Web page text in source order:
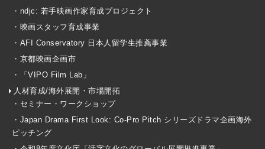
・ndjc: 若手映画作家育成プロジェクト
・映画スタッフ育成事業
・AFI Conservatory 日本人留学生推薦事業
・京都映画企画市
・「VIPO Film Lab」
人材育成/海外展開・市場開拓
・セミナー・ワークショップ
・Japan Drama First Look: Co-Pro Pitch シリーズドラマ企画海外
ピッチング